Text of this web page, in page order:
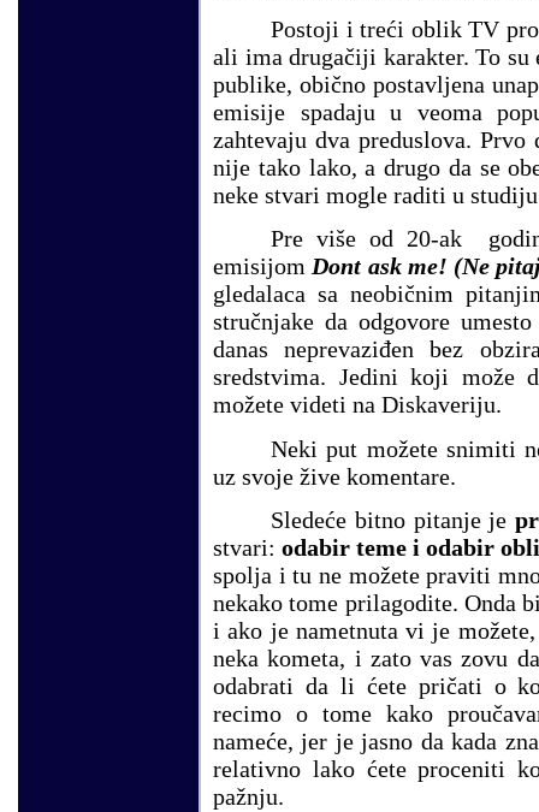
Postoji i treći oblik TV
ali ima drugačiji karakter. To su
publike, obično postavljena
emisije spadaju u veoma
zahtevaju dva preduslova.
nije tako lako, a drugo da se
neke stvari mogle raditi u
Pre više od 20-ak
emisijomDont ask me! (Ne
gledalaca sa neobičnim
stručnjake da odgovore
danas neprevaziđen bez
sredstvima. Jedini koji može
možete videti na Diskaveriju.
Neki put možete snimiti
uz svoje žive komentare.
Sledeće bitno pitanje je
stvari:odabir teme i odabir
spolja i tu ne možete praviti
nekako tome prilagodite. Onda
i ako je nametnuta vi je
neka kometa, i zato vas zovu
odabrati da li ćete pričati o
recimo o tome kako
nameće, jer je jasno da kada
relativno lako ćete proceniti
pažnju.